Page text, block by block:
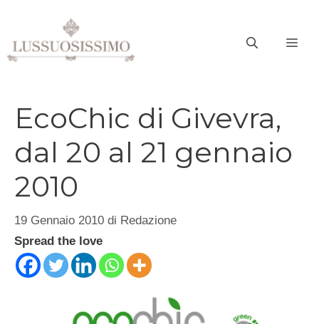
contenuto
EcoChic di Givevra,
dal 20 al 21 gennaio
2010
19 Gennaio 2010 di Redazione
Spread the love